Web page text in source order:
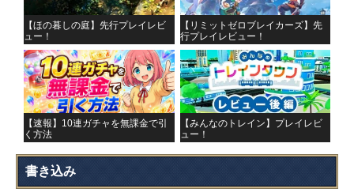
【ほの暮しの庭】先行プレイレビ
ュー！
【リミットゼロブレイカーズ】先
行プレイレビュー！
【速報】10連ガチャを無課金で引
く方法
【みんなのトレイン】プレイレビ
ュー！
書き込み